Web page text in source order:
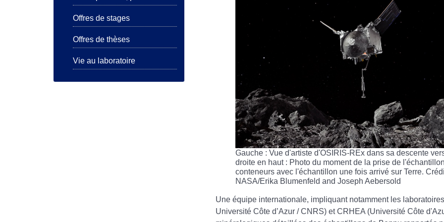
Offres de stages
Offres de thèses
Vie au laboratoire
Gauche : Vue d'artiste d'OSIRIS-REx dans sa descente
droite en haut : Photo du moment de la prise de
conteneurs avec l'échantillon une fois arrivé sur Terre.
NASA/Erika Blumenfeld and Joseph Aebersold
Une équipe internationale, impliquant notamment les
Université Côte d’Azur / CNRS) et CRHEA (Université Côte